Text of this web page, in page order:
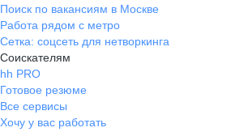
Поиск по вакансиям в Москве
Работа рядом с метро
Сетка: соцсеть для нетворкинга
Соискателям
hh PRO
Готовое резюме
Все сервисы
Хочу у вас работать